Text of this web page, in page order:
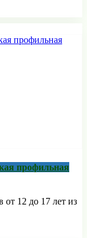
профильная
12 до 17 лет из